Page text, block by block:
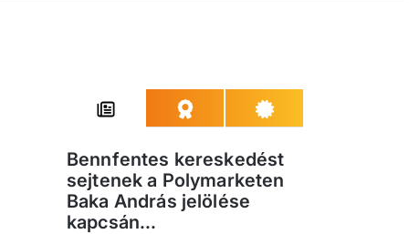
Bennfentes kereskedést
sejtenek a Polymarketen
Baka András jelölése
kapcsán...